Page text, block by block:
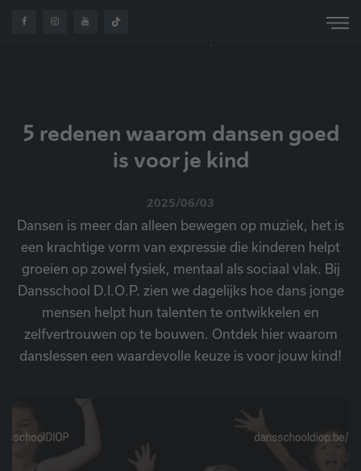
OVER
5 redenen waarom dansen goed
is voor je kind
2025/06/03
Dansen is meer dan alleen bewegen op muziek, het is
een krachtige vorm van expressie die kinderen helpt
groeien op zowel fysiek, mentaal als sociaal vlak. Bij
Dansschool D.I.O.P. zien we dagelijks hoe dans jonge
mensen helpt hun talenten te ontwikkelen en
zelfvertrouwen op te bouwen. Ontdek hier waarom
danslessen een waardevolle keuze is voor jouw kind!